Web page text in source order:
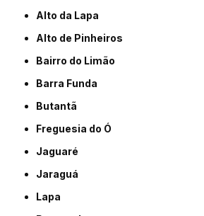
Alto da Lapa
Alto de Pinheiros
Bairro do Limão
Barra Funda
Butantã
Freguesia do Ó
Jaguaré
Jaraguá
Lapa